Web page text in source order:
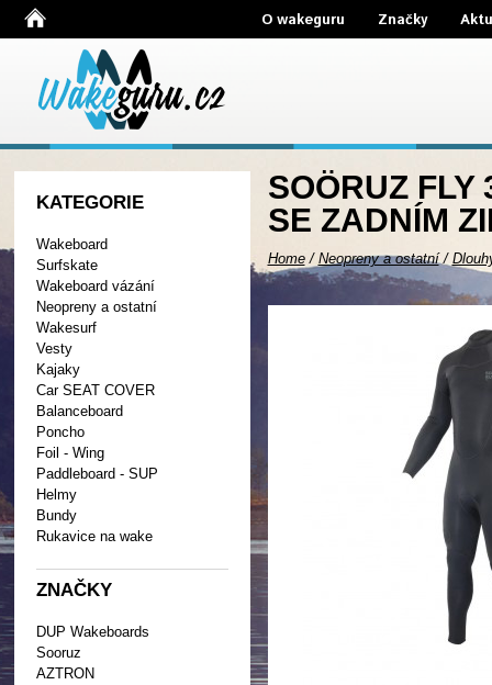
O wakeguru Značky
KATEGORIE
Wakeboard
Surfskate
Wakeboard vázání
Neopreny a ostatní
Wakesurf
Vesty
Kajaky
Car SEAT COVER
Balanceboard
Poncho
Foil - Wing
Paddleboard - SUP
Helmy
Bundy
Rukavice na wake
ZNAČKY
DUP Wakeboards
Sooruz
AZTRON
SOÖRUZ FLY
SE ZADNÍM
Home/ Neopreny a ostatní/